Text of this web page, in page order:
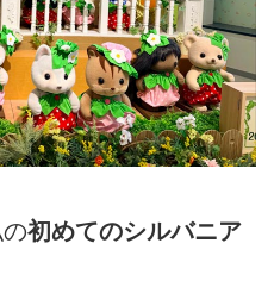
初めてのシルバニア